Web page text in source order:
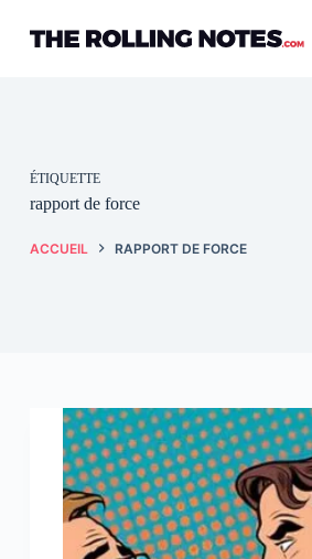
contenu
ÉTIQUETTE
rapport de force
ACCUEIL RAPPORT DE FORCE